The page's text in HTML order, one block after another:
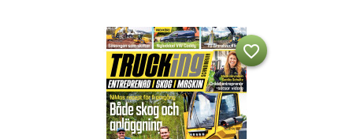
favorite_border